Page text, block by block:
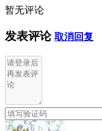
暂无评论
发表评论 取消回复